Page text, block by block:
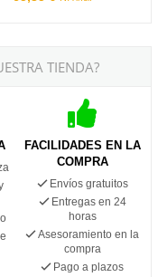
TIENDA?
FACILIDADES EN LA
COMPRA
Envíos gratuitos
Entregas en 24
horas
Asesoramiento en la
compra
Pago a plazos